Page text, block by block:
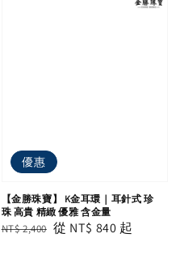
優惠
【金勝珠寶】 K金耳環｜耳針式 珍
珠 高貴 精緻 優雅 含金量
Regular
NT$ 2,400 Sale
從 NT$ 840 起